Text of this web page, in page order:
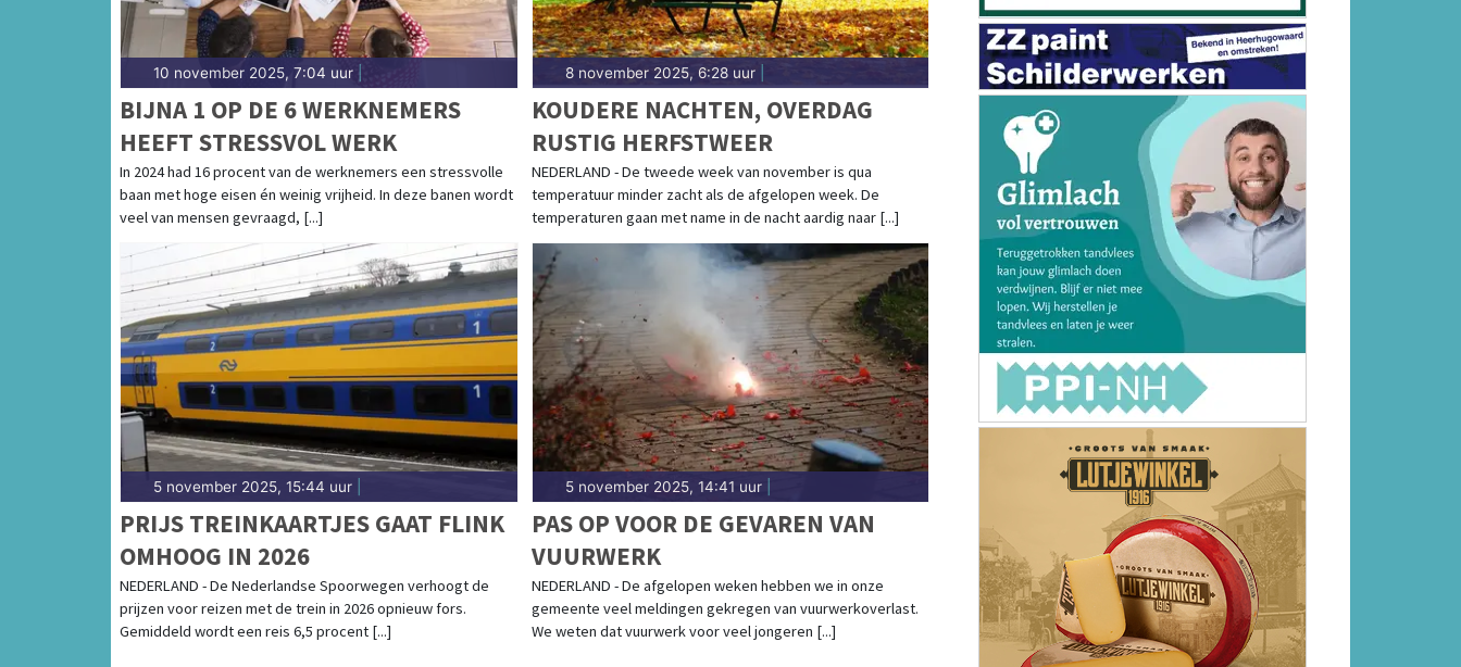
10 november 2025, 7:04 uur
BIJNA 1 OP DE 6 WERKNEMERS
HEEFT STRESSVOL WERK
In 2024 had 16 procent van de werknemers een stressvolle
baan met hoge eisen én weinig vrijheid. In deze banen wordt
veel van mensen gevraagd, [...]
8 november 2025, 6:28 uur|
KOUDERE NACHTEN, OVERDAG
RUSTIG HERFSTWEER
NEDERLAND - De tweede week van november is qua
temperatuur minder zacht als de afgelopen week. De
temperaturen gaan met name in de nacht aardig naar [...]
5 november 2025, 15:44 uur
PRIJS TREINKAARTJES GAAT FLINK
OMHOOG IN 2026
NEDERLAND - De Nederlandse Spoorwegen verhoogt de
prijzen voor reizen met de trein in 2026 opnieuw fors.
Gemiddeld wordt een reis 6,5 procent [...]
5 november 2025, 14:41 uur|
PAS OP VOOR DE GEVAREN VAN
VUURWERK
NEDERLAND - De afgelopen weken hebben we in onze
gemeente veel meldingen gekregen van vuurwerkoverlast.
We weten dat vuurwerk voor veel jongeren [...]